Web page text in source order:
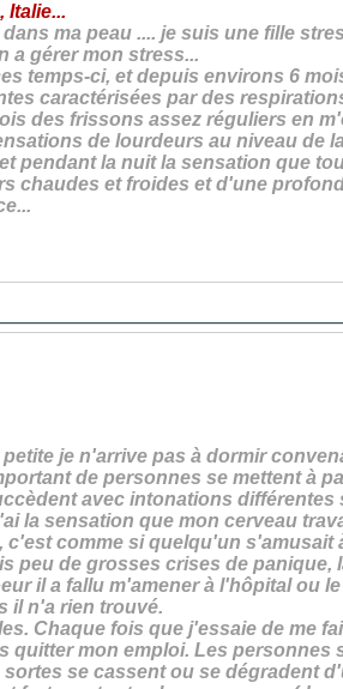
Italie...
ma peau .... je suis une fille
a gérer mon stress...
temps-ci, et depuis environs 6
caractérisées par des
des frissons assez réguliers en
de lourdeurs au niveau de
et pendant la nuit la sensation que
chaudes et froides et d'une
je n'arrive pas à dormir
de personnes se mettent à
avec intonations différentes
la sensation que mon cerveau
c'est comme si quelqu'un s'amusait
peu de grosses crises de panique,
il a fallu m'amener à l'hôpital ou
il n'a rien trouvé.
Chaque fois que j'essaie de me
quitter mon emploi. Les personnes
se cassent ou se dégradent